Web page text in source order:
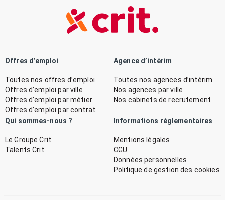
Offres d’emploi
Toutes nos offres d’emploi
Offres d’emploi par ville
Offres d’emploi par métier
Offres d’emploi par contrat
Agence d’intérim
Toutes nos agences d’intérim
Nos agences par ville
Nos cabinets de recrutement
Qui sommes-nous ?
Le Groupe Crit
Talents Crit
Informations réglementaires
Mentions légales
CGU
Données personnelles
Politique de gestion des cookies